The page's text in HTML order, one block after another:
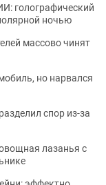
голографический
ночью
массово чинят
но нарвался
спор из-за
лазанья с